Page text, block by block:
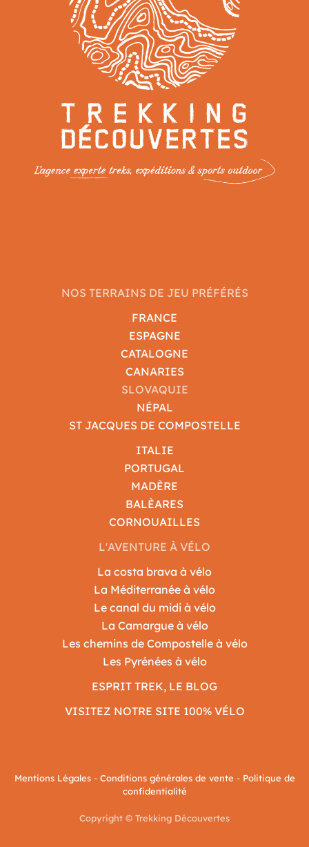
NOS TERRAINS DE JEU PRÉFÉRÉS
FRANCE
ESPAGNE
CATALOGNE
CANARIES
SLOVAQUIE
NÉPAL
ST JACQUES DE COMPOSTELLE
ITALIE
PORTUGAL
MADÈRE
BALÈARES
CORNOUAILLES
L'AVENTURE À VÉLO
La costa brava à vélo
La Méditerranée à vélo
Le canal du midi à vélo
La Camargue à vélo
Les chemins de Compostelle à vélo
Les Pyrénées à vélo
ESPRIT TREK, LE BLOG
VISITEZ NOTRE SITE 100% VÉLO
Mentions Légales- Conditions générales de vente - Politique de
confidentialité
Copyright © Trekking Découvertes